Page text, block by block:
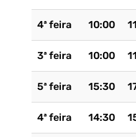
4ª feira 10:00
3ª feira 10:00
5ª feira 15:30
4ª feira 14:30